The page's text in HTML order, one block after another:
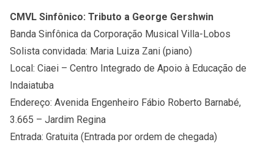
CMVL Sinfônico: Tributo a George Gershwin
Banda Sinfônica da Corporação Musical Villa-Lobos
Solista convidada: Maria Luiza Zani (piano)
Local: Ciaei – Centro Integrado de Apoio à Educação de
Indaiatuba
Endereço: Avenida Engenheiro Fábio Roberto Barnabé,
3.665 – Jardim Regina
Entrada: Gratuita (Entrada por ordem de chegada)